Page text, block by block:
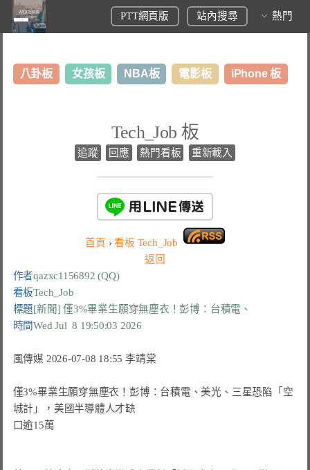
PTT網頁版 站內搜尋 熱門
八卦板 女孩板 NBA板 電影板 iPhone 板
Tech_Job 板
追蹤 回應 熱門看板 重新載入
首頁 › 看板 Tech_Job
返回
作者qazxc1156892 (QQ)
看板Tech_Job
標題[新聞] 僅3%畢業生願穿無塵衣！彭博：台積電、
時間Wed Jul  8 19:50:03 2026
風傳媒 2026-07-08 18:55 李靖棠
僅3%畢業生願穿無塵衣！彭博：台積電、美光、三星恐陷「空
城計」，美國半導體人才缺
口逾15萬